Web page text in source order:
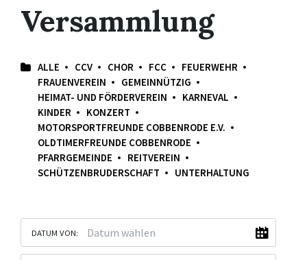
Versammlung
ALLE CCV CHOR FCC
FEUERWEHR
FRAUENVEREIN
GEMEINNÜTZIG
HEIMAT- UND FÖRDERVEREIN
KARNEVAL
KINDER
KONZERT
MOTORSPORTFREUNDE COBBENRODE E.V.
OLDTIMERFREUNDE COBBENRODE
PFARRGEMEINDE
REITVEREIN
SCHÜTZENBRUDERSCHAFT
UNTERHALTUNG
DATUM VON: